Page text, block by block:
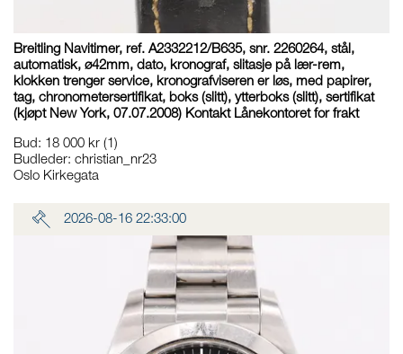
Breitling Navitimer, ref. A2332212/B635, snr. 2260264, stål,
automatisk, ø42mm, dato, kronograf, slitasje på lær-rem,
klokken trenger service, kronografviseren er løs, med papirer,
tag, chronometersertifikat, boks (slitt), ytterboks (slitt), sertifikat
(kjøpt New York, 07.07.2008) Kontakt Lånekontoret for frakt
Bud: 18 000 kr (1)
Budleder: christian_nr23
Oslo Kirkegata
2026-08-16 22:33:00